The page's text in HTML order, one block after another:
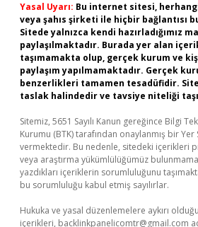
Yasal Uyarı: Bu internet sitesi,
veya şahıs şirketi ile hiçbir bağlantısı
Sitede yalnızca kendi hazırladığımız
paylaşılmaktadır. Burada yer alan
taşımamakta olup, gerçek kurum ve
paylaşım yapılmamaktadır. Gerçek
benzerlikleri tamamen tesadüfidir.
taslak halindedir ve tavsiye niteliği
Sitemiz, 5651 Sayılı Kanun gereğince Bilgi
Kurumu (BTK) tarafından onaylanmış bir Yer
vermektedir. Bu nedenle, sitedeki içerikleri
veya araştırma yükümlülüğümüz
yazdıkları içeriklerin sorumluluğunu
bu sorumluluğu kabul etmiş sayılırlar.
Hukuka ve yasal düzenlemelere aykırı
içerikleri, backlinkpanelicomtr@gmail.com